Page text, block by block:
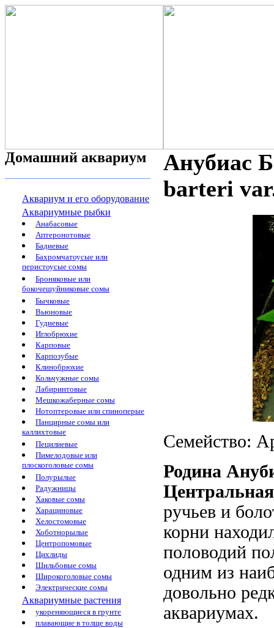
Домашний аквариум
Аквариум и его оборудование
Аквариумные рыбки
Анабасовые
Аптеронотовые
Бадиевые
Бахромчатоусые или
перистоусые сомы
Броняковые или
бокочешуйниковые сомы
Бычковые
Вьюновые
Гудиевые
Иглобрюхие
Карповые
Карпозубые
Клинобрюхие
Кольчужные сомы
Лабиринтовые
Мешкожаберные сомы
Нотоптеровые или спиноперые
Панцирные сомы или
каллихтовые
Пецилиевые
Пимелодовые или
плоскоголовые сомы
Полурылые
Радужницы
Хаковые сомы
Харациновые
Хелостомовые
Хоботнорылые
Центропомовые
Цихлиды
Шильбовые сомы
Широкоголовые сомы
Электрические сомы
Аквариумные растения
укореняющиеся в грунте
плавающие в толще воды
Анубиас
barteri
Семейство:
Родина
ручьев и
корни
половодий
одним из
довольно
аквариумах.